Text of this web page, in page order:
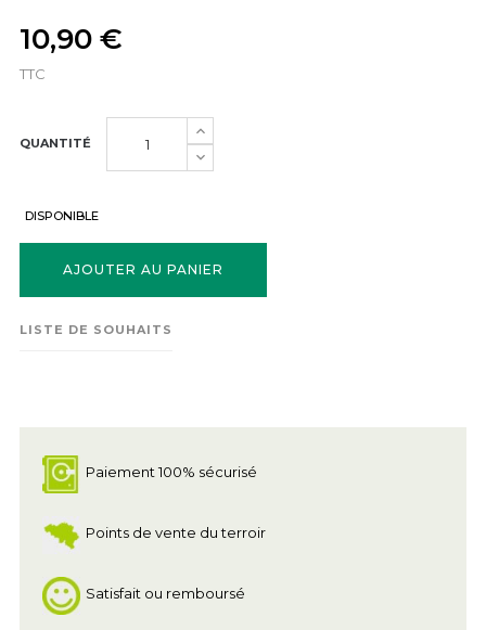
10,90 €
TTC
QUANTITÉ
DISPONIBLE
AJOUTER AU PANIER
LISTE DE SOUHAITS
Paiement 100% sécurisé
Points de vente du terroir
Satisfait ou remboursé